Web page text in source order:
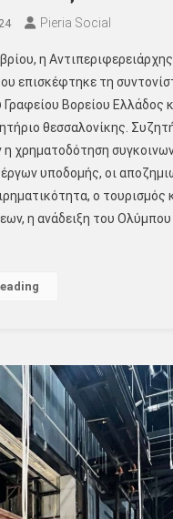
Pieria Social
η
επισκέφτηκε τη
Βορείου Ελλάδος
θεσσαλονίκης.
χρηματοδότηση
υποδομής, οι
ο τουρισμός
η ανάδειξη του